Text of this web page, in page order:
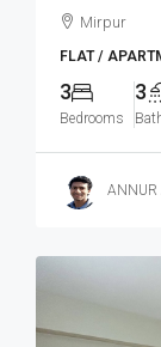
Mirpur
FLAT /
3
Bedrooms
3
ANNUR